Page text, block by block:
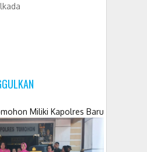
Miliki Kapolres Baru